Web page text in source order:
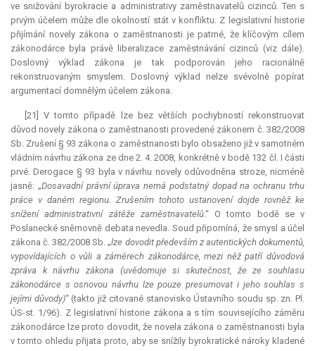
ve snižování byrokracie a administrativy zaměstnavatelů cizinců. Ten s
prvým účelem může dle okolností stát v konfliktu. Z legislativní historie
přijímání novely zákona o zaměstnanosti je patrné, že klíčovým cílem
zákonodárce byla právě liberalizace zaměstnávání cizinců (viz dále).
Doslovný výklad zákona je tak podporován jeho racionálně
rekonstruovaným smyslem. Doslovný výklad nelze svévolně popírat
argumentací domnělým účelem zákona.
[21] V tomto případě lze bez větších pochybností rekonstruovat
důvod novely zákona o zaměstnanosti provedené zákonem č. 382/2008
Sb. Zrušení § 93 zákona o zaměstnanosti bylo obsaženo již v samotném
vládním návrhu zákona ze dne 2. 4. 2008, konkrétně v bodě 132 čl. I části
prvé.Derogace § 93 byla v návrhu novely odůvodněna stroze, nicméně
jasně: „Dosavadní právní úprava nemá podstatný dopad na ochranu trhu
práce v daném regionu. Zrušením tohoto ustanovení dojde rovněž ke
snížení administrativní zátěže zaměstnavatelů.“ O tomto bodě se v
Poslanecké sněmovně debata nevedla. Soud připomíná, že smysl a účel
zákona č. 382/2008 Sb. „lze dovodit především z autentických dokumentů,
vypovídajících o vůli a záměrech zákonodárce, mezi něž patří důvodová
zpráva k návrhu zákona (uvědomuje si skutečnost, že ze souhlasu
zákonodárce s osnovou návrhu lze pouze presumovat i jeho souhlas s
jejími důvody)“ (takto již citované stanovisko Ústavního soudu sp. zn. Pl.
ÚS-st. 1/96). Z legislativní historie zákona a s tím souvisejícího záměru
zákonodárce lze proto dovodit, že novela zákona o zaměstnanosti byla
v tomto ohledu přijata proto, aby se snížily byrokratické nároky kladené